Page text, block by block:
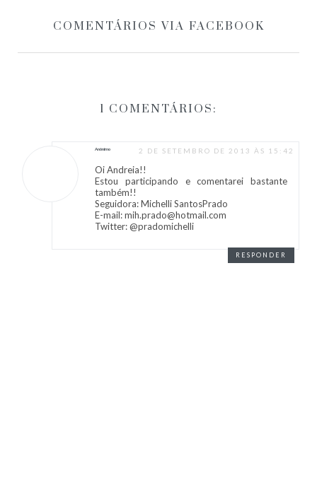
COMENTÁRIOS VIA FACEBOOK
1 COMENTÁRIOS:
Anônimo 2 DE SETEMBRO DE 2013 ÀS 15:42
Oi Andreia!!
Estou participando e comentarei bastante
também!!
Seguidora: Michelli SantosPrado
E-mail: mih.prado@hotmail.com
Twitter: @pradomichelli
RESPONDER